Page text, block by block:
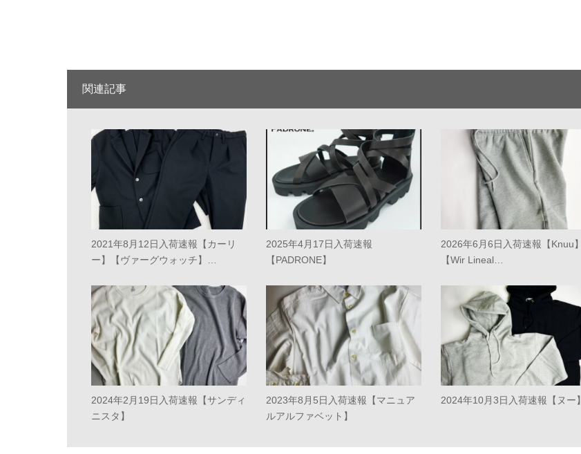
関連記事
2021年8月12日入荷速報【カーリ
ー】【ヴァーグウォッチ】…
2025年4月17日入荷速報
【PADRONE】
2026年6月6日入荷速報【Knuu】
【Wir Lineal…
2024年2月19日入荷速報【サンディ
ニスタ】
2023年8月5日入荷速報【マニュア
ルアルファベット】
2024年10月3日入荷速報【ヌー】